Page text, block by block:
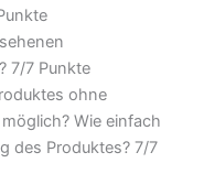
7/7 Punkte
ohne
Wie einfach
des Produktes? 7/7